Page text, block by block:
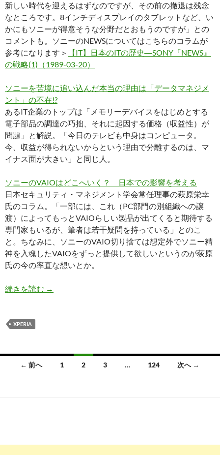
新しい時代を迎えるはずなのですが、その前の撤退は残念
なところです。8インチディスプレイのタブレットなど、い
かにもソニーが得意そうな分野だとおもうのですが」との
コメントも。ソニーのNEWSについてはこちらのコラムが
参考になります＞
【IT】日本のITの歴史―SONY『NEWS』
の戦略(1)（1989-03-20）
ソニーを苦境に追い込んだ本当の理由は「データマネジメ
ント」の不在!?
あるIT企業のトップは「メモリーデバイスをはじめとする
電子部品の調達の巧拙、それに起因する価格（収益性）が
問題」と解説。「今日のテレビも中身はコンピュータ。
今、収益が得られないからという理由で分離するのは、マ
イナス面が大きい」と同じ人。
ソニーのVAIOはどこへいく？ 日本での影響を考える
日本セキュリティ・マネジメント学会常任理事の萩原栄幸
氏のコラム。「一部には、これ（PC部門の別組織への譲
渡）によってもっとVAIOらしい製品が出てくると期待する
専門家もいるが、筆者は若干疑問を持っている」とのこ
と。ちなみに、ソニーのVAIO切り捨ては想定外でソニー精
神を入魂したVAIOをずっと提供して欲しいというのが荻原
氏の今の率直な想いとか。
続きを読む 2014/02/14版ソニー関連トピック～元ソニーの
→
XPERIA
ナ
← 前へ 1 2 3 … 124 次へ →